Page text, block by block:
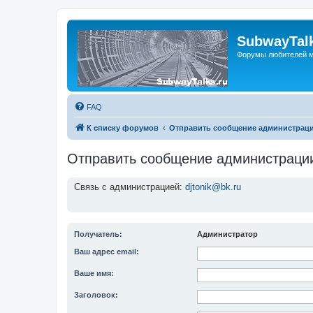
Форумы любителей
FAQ
К списку форумов Отправить сообщение
Отправить сообщение
Связь с администрацией: djtonik@bk.ru
Получатель: Администратор
Ваш адрес email:
Ваше имя:
Заголовок: